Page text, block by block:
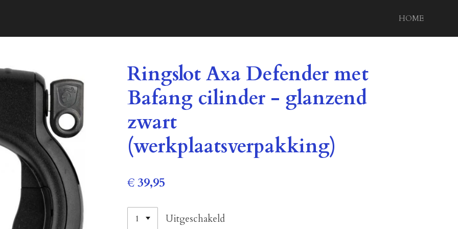
HOME
Ringslot Axa Defender met
Bafang cilinder - glanzend
zwart
(werkplaatsverpakking)
€ 39,95
Uitgeschakeld